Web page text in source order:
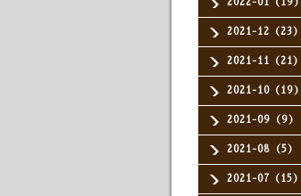
2022-01（19）
2021-12（23）
2021-11（21）
2021-10（19）
2021-09（9）
2021-08（5）
2021-07（15）